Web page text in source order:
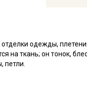
одежды,
на ткань; он тонок,
петли.